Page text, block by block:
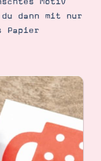
du dann mit nur
Papier